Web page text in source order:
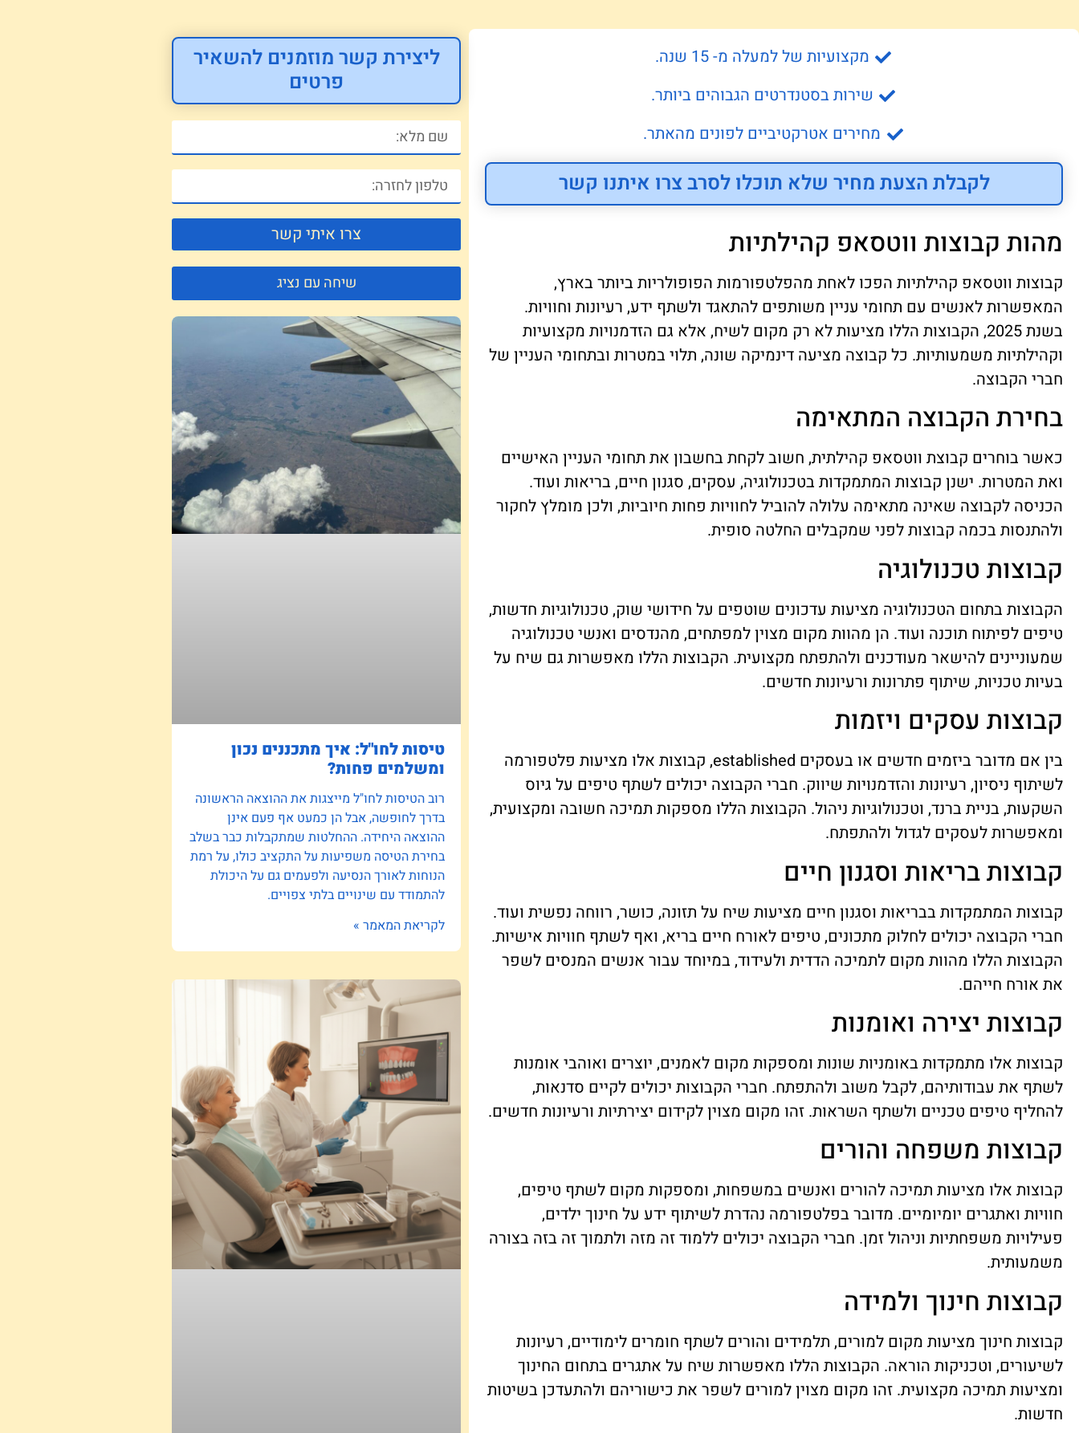
מקצועיות של למעלה מ- 15 שנה.
שירות בסטנדרטים הגבוהים ביותר.
מחירים אטרקטיביים לפונים מהאתר.
לקבלת הצעת מחיר שלא תוכלו לסרב צרו איתנו קשר
מהות קבוצות ווטסאפ קהילתיות
קבוצות ווטסאפ קהילתיות הפכו לאחת מהפלטפורמות הפופולריות ביותר בארץ,
המאפשרות לאנשים עם תחומי עניין משותפים להתאגד ולשתף ידע, רעיונות וחוויות.
בשנת 2025, הקבוצות הללו מציעות לא רק מקום לשיח, אלא גם הזדמנויות מקצועיות
וקהילתיות משמעותיות. כל קבוצה מציעה דינמיקה שונה, תלוי במטרות ובתחומי העניין של
חברי הקבוצה.
בחירת הקבוצה המתאימה
כאשר בוחרים קבוצת ווטסאפ קהילתית, חשוב לקחת בחשבון את תחומי העניין האישיים
ואת המטרות. ישנן קבוצות המתמקדות בטכנולוגיה, עסקים, סגנון חיים, בריאות ועוד.
הכניסה לקבוצה שאינה מתאימה עלולה להוביל לחוויות פחות חיוביות, ולכן מומלץ לחקור
ולהתנסות בכמה קבוצות לפני שמקבלים החלטה סופית.
קבוצות טכנולוגיה
הקבוצות בתחום הטכנולוגיה מציעות עדכונים שוטפים על חידושי שוק, טכנולוגיות חדשות,
טיפים לפיתוח תוכנה ועוד. הן מהוות מקום מצוין למפתחים, מהנדסים ואנשי טכנולוגיה
שמעוניינים להישאר מעודכנים ולהתפתח מקצועית. הקבוצות הללו מאפשרות גם שיח על
בעיות טכניות, שיתוף פתרונות ורעיונות חדשים.
קבוצות עסקים ויזמות
בין אם מדובר ביזמים חדשים או בעסקים established, קבוצות אלו מציעות פלטפורמה
לשיתוף ניסיון, רעיונות והזדמנויות שיווק. חברי הקבוצה יכולים לשתף טיפים על גיוס
השקעות, בניית ברנד, וטכנולוגיות ניהול. הקבוצות הללו מספקות תמיכה חשובה ומקצועית,
ומאפשרות לעסקים לגדול ולהתפתח.
קבוצות בריאות וסגנון חיים
קבוצות המתמקדות בבריאות וסגנון חיים מציעות שיח על תזונה, כושר, רווחה נפשית ועוד.
חברי הקבוצה יכולים לחלוק מתכונים, טיפים לאורח חיים בריא, ואף לשתף חוויות אישיות.
הקבוצות הללו מהוות מקום לתמיכה הדדית ולעידוד, במיוחד עבור אנשים המנסים לשפר
את אורח חייהם.
קבוצות יצירה ואומנות
קבוצות אלו מתמקדות באומניות שונות ומספקות מקום לאמנים, יוצרים ואוהבי אומנות
לשתף את עבודותיהם, לקבל משוב ולהתפתח. חברי הקבוצות יכולים לקיים סדנאות,
להחליף טיפים טכניים ולשתף השראות. זהו מקום מצוין לקידום יצירתיות ורעיונות חדשים.
קבוצות משפחה והורים
קבוצות אלו מציעות תמיכה להורים ואנשים במשפחות, ומספקות מקום לשתף טיפים,
חוויות ואתגרים יומיומיים. מדובר בפלטפורמה נהדרת לשיתוף ידע על חינוך ילדים,
פעילויות משפחתיות וניהול זמן. חברי הקבוצה יכולים ללמוד זה מזה ולתמוך זה בזה בצורה
משמעותית.
קבוצות חינוך ולמידה
קבוצות חינוך מציעות מקום למורים, תלמידים והורים לשתף חומרים לימודיים, רעיונות
לשיעורים, וטכניקות הוראה. הקבוצות הללו מאפשרות שיח על אתגרים בתחום החינוך
ומציעות תמיכה מקצועית. זהו מקום מצוין למורים לשפר את כישוריהם ולהתעדכן בשיטות
חדשות.
ליצירת קשר מוזמנים להשאיר
פרטים
צרו איתי קשר
שיחה עם נציג
טיסות לחו"ל: איך מתכננים נכון
ומשלמים פחות?
רוב הטיסות לחו"ל מייצגות את ההוצאה הראשונה
בדרך לחופשה, אבל הן כמעט אף פעם אינן
ההוצאה היחידה. ההחלטות שמתקבלות כבר בשלב
בחירת הטיסה משפיעות על התקציב כולו, על רמת
הנוחות לאורך הנסיעה ולפעמים גם על היכולת
להתמודד עם שינויים בלתי צפויים.
לקריאת המאמר »